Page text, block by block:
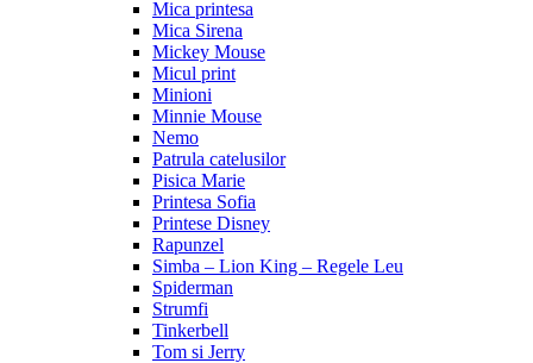
Mica printesa
Mica Sirena
Mickey Mouse
Micul print
Minioni
Minnie Mouse
Nemo
Patrula catelusilor
Pisica Marie
Printesa Sofia
Printese Disney
Rapunzel
Simba – Lion King – Regele Leu
Spiderman
Strumfi
Tinkerbell
Tom si Jerry